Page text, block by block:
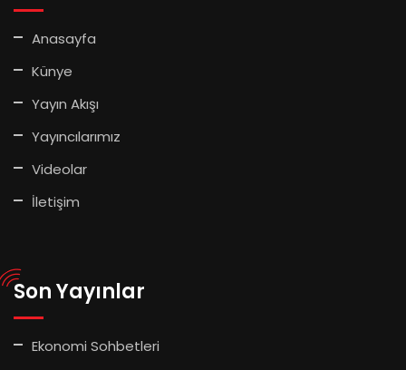
Anasayfa
Künye
Yayın Akışı
Yayıncılarımız
Videolar
İletişim
Son Yayınlar
Ekonomi Sohbetleri